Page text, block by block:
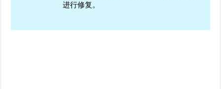
进行修复。